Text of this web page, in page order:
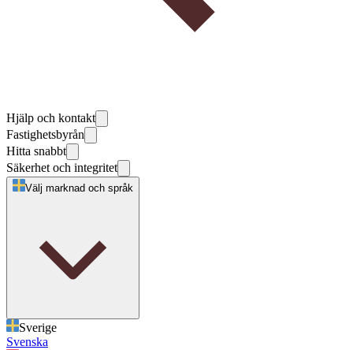
Hjälp och kontakt
Fastighetsbyrån
Hitta snabbt
Säkerhet och integritet
Välj marknad och språk
Sverige
Svenska